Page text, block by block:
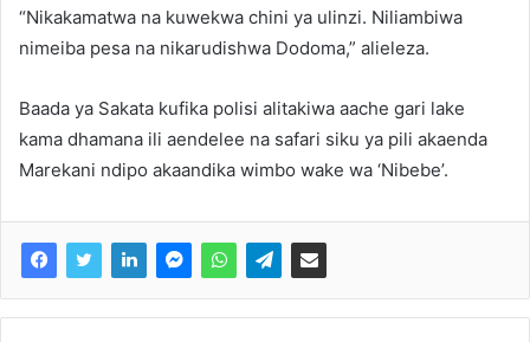
“Nikakamatwa na kuwekwa chini ya ulinzi. Niliambiwa
nimeiba pesa na nikarudishwa Dodoma,” alieleza.
Baada ya Sakata kufika polisi alitakiwa aache gari lake
kama dhamana ili aendelee na safari siku ya pili akaenda
Marekani ndipo akaandika wimbo wake wa ‘Nibebe’.